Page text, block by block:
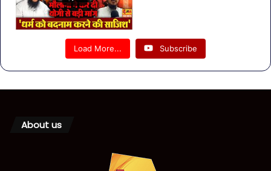
Load More... Subscribe
About us